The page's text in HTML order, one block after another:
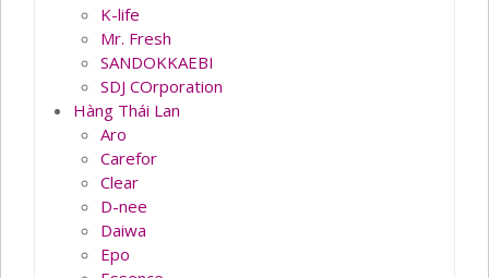
K-life
Mr. Fresh
SANDOKKAEBI
SDJ COrporation
Hàng Thái Lan
Aro
Carefor
Clear
D-nee
Daiwa
Epo